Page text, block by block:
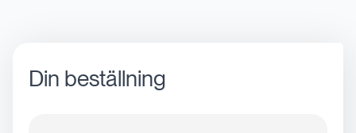
Din beställning